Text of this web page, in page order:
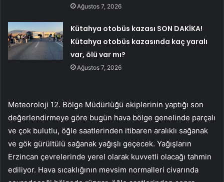
Ağustos 7, 2026
Kütahya otobüs kazası SON DAKİKA!
Kütahya otobüs kazasında kaç yaralı
var, ölü var mı?
Ağustos 7, 2026
Meteoroloji 12. Bölge Müdürlüğü ekiplerinin yaptığı son
değerlendirmeye göre bugün hava bölge genelinde parçalı
ve çok bulutlu, öğle saatlerinden itibaren aralıklı sağanak
ve gök gürültülü sağanak yağışlı geçecek. Yağışların
Erzincan çevrelerinde yerel olarak kuvvetli olacağı tahmin
ediliyor. Hava sıcaklığının mevsim normalleri civarında